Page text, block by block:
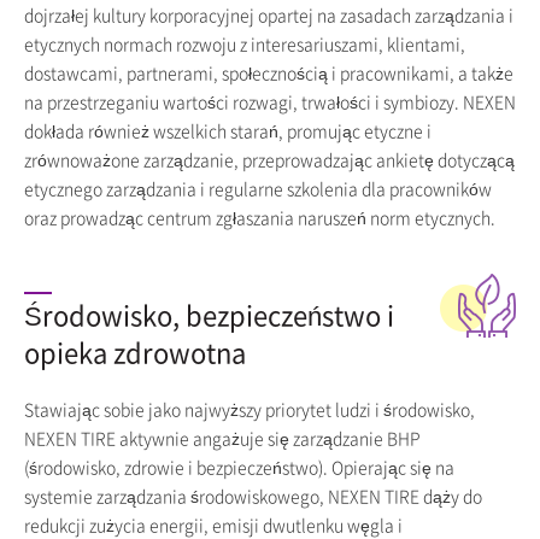
dojrzałej kultury korporacyjnej opartej na zasadach zarządzania i
etycznych normach rozwoju z interesariuszami, klientami,
dostawcami, partnerami, społecznością i pracownikami, a także
na przestrzeganiu wartości rozwagi, trwałości i symbiozy. NEXEN
dokłada również wszelkich starań, promując etyczne i
zrównoważone zarządzanie, przeprowadzając ankietę dotyczącą
etycznego zarządzania i regularne szkolenia dla pracowników
oraz prowadząc centrum zgłaszania naruszeń norm etycznych.
Środowisko, bezpieczeństwo i
opieka zdrowotna
Stawiając sobie jako najwyższy priorytet ludzi i środowisko,
NEXEN TIRE aktywnie angażuje się zarządzanie BHP
(środowisko, zdrowie i bezpieczeństwo). Opierając się na
systemie zarządzania środowiskowego, NEXEN TIRE dąży do
redukcji zużycia energii, emisji dwutlenku węgla i